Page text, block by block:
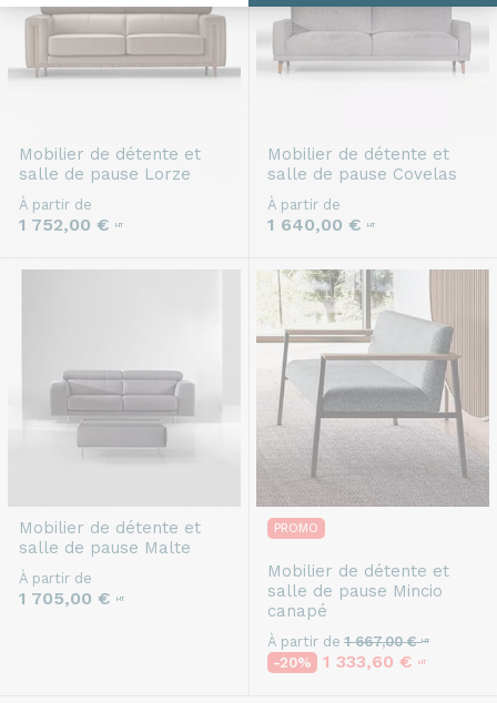
Mobilier de détente et
salle de pause Lorze
À partir de
1 752,00 € HT
Mobilier de détente et
salle de pause Covelas
À partir de
1 640,00 € HT
Mobilier de détente et
salle de pause Malte
À partir de
1 705,00 € HT
PROMO
Mobilier de détente et
salle de pause Mincio
canapé
À partir de 1 667,00 €HT
-20% 1 333,60 € HT